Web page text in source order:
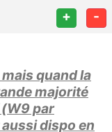
+ -
quand la
majorité
par
dispo en